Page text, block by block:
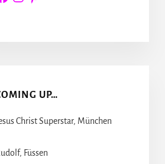
UP…
Christ Superstar, München
Füssen